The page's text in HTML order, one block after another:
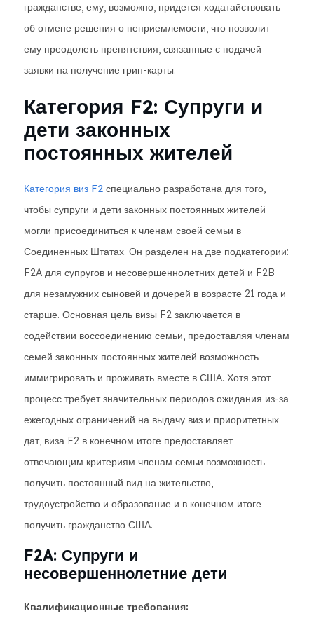
гражданстве, ему, возможно, придется ходатайствовать
об отмене решения о неприемлемости, что позволит
ему преодолеть препятствия, связанные с подачей
заявки на получение грин-карты.
Категория F2: Супруги и
дети законных
постоянных жителей
Категория виз F2 специально разработана для того,
чтобы супруги и дети законных постоянных жителей
могли присоединиться к членам своей семьи в
Соединенных Штатах. Он разделен на две подкатегории:
F2A для супругов и несовершеннолетних детей и F2B
для незамужних сыновей и дочерей в возрасте 21 года и
старше. Основная цель визы F2 заключается в
содействии воссоединению семьи, предоставляя членам
семей законных постоянных жителей возможность
иммигрировать и проживать вместе в США. Хотя этот
процесс требует значительных периодов ожидания из-за
ежегодных ограничений на выдачу виз и приоритетных
дат, виза F2 в конечном итоге предоставляет
отвечающим критериям членам семьи возможность
получить постоянный вид на жительство,
трудоустройство и образование и в конечном итоге
получить гражданство США.
F2A: Супруги и
несовершеннолетние дети
Квалификационные требования: